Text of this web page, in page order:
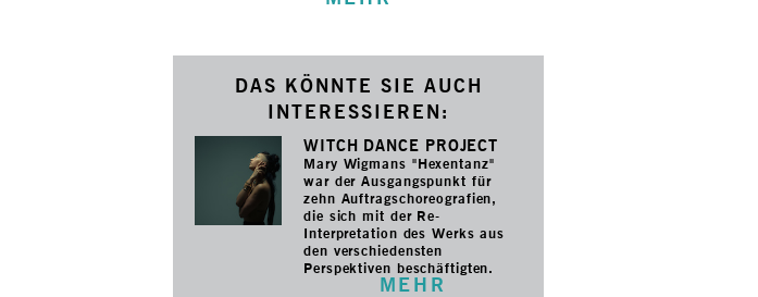
DAS KÖNNTE SIE AUCH
INTERESSIEREN:
WITCH DANCE PROJECT
Mary Wigmans "Hexentanz"
war der Ausgangspunkt für
zehn Auftragschoreografien,
die sich mit der Re-
Interpretation des Werks aus
den verschiedensten
Perspektiven beschäftigten.
MEHR